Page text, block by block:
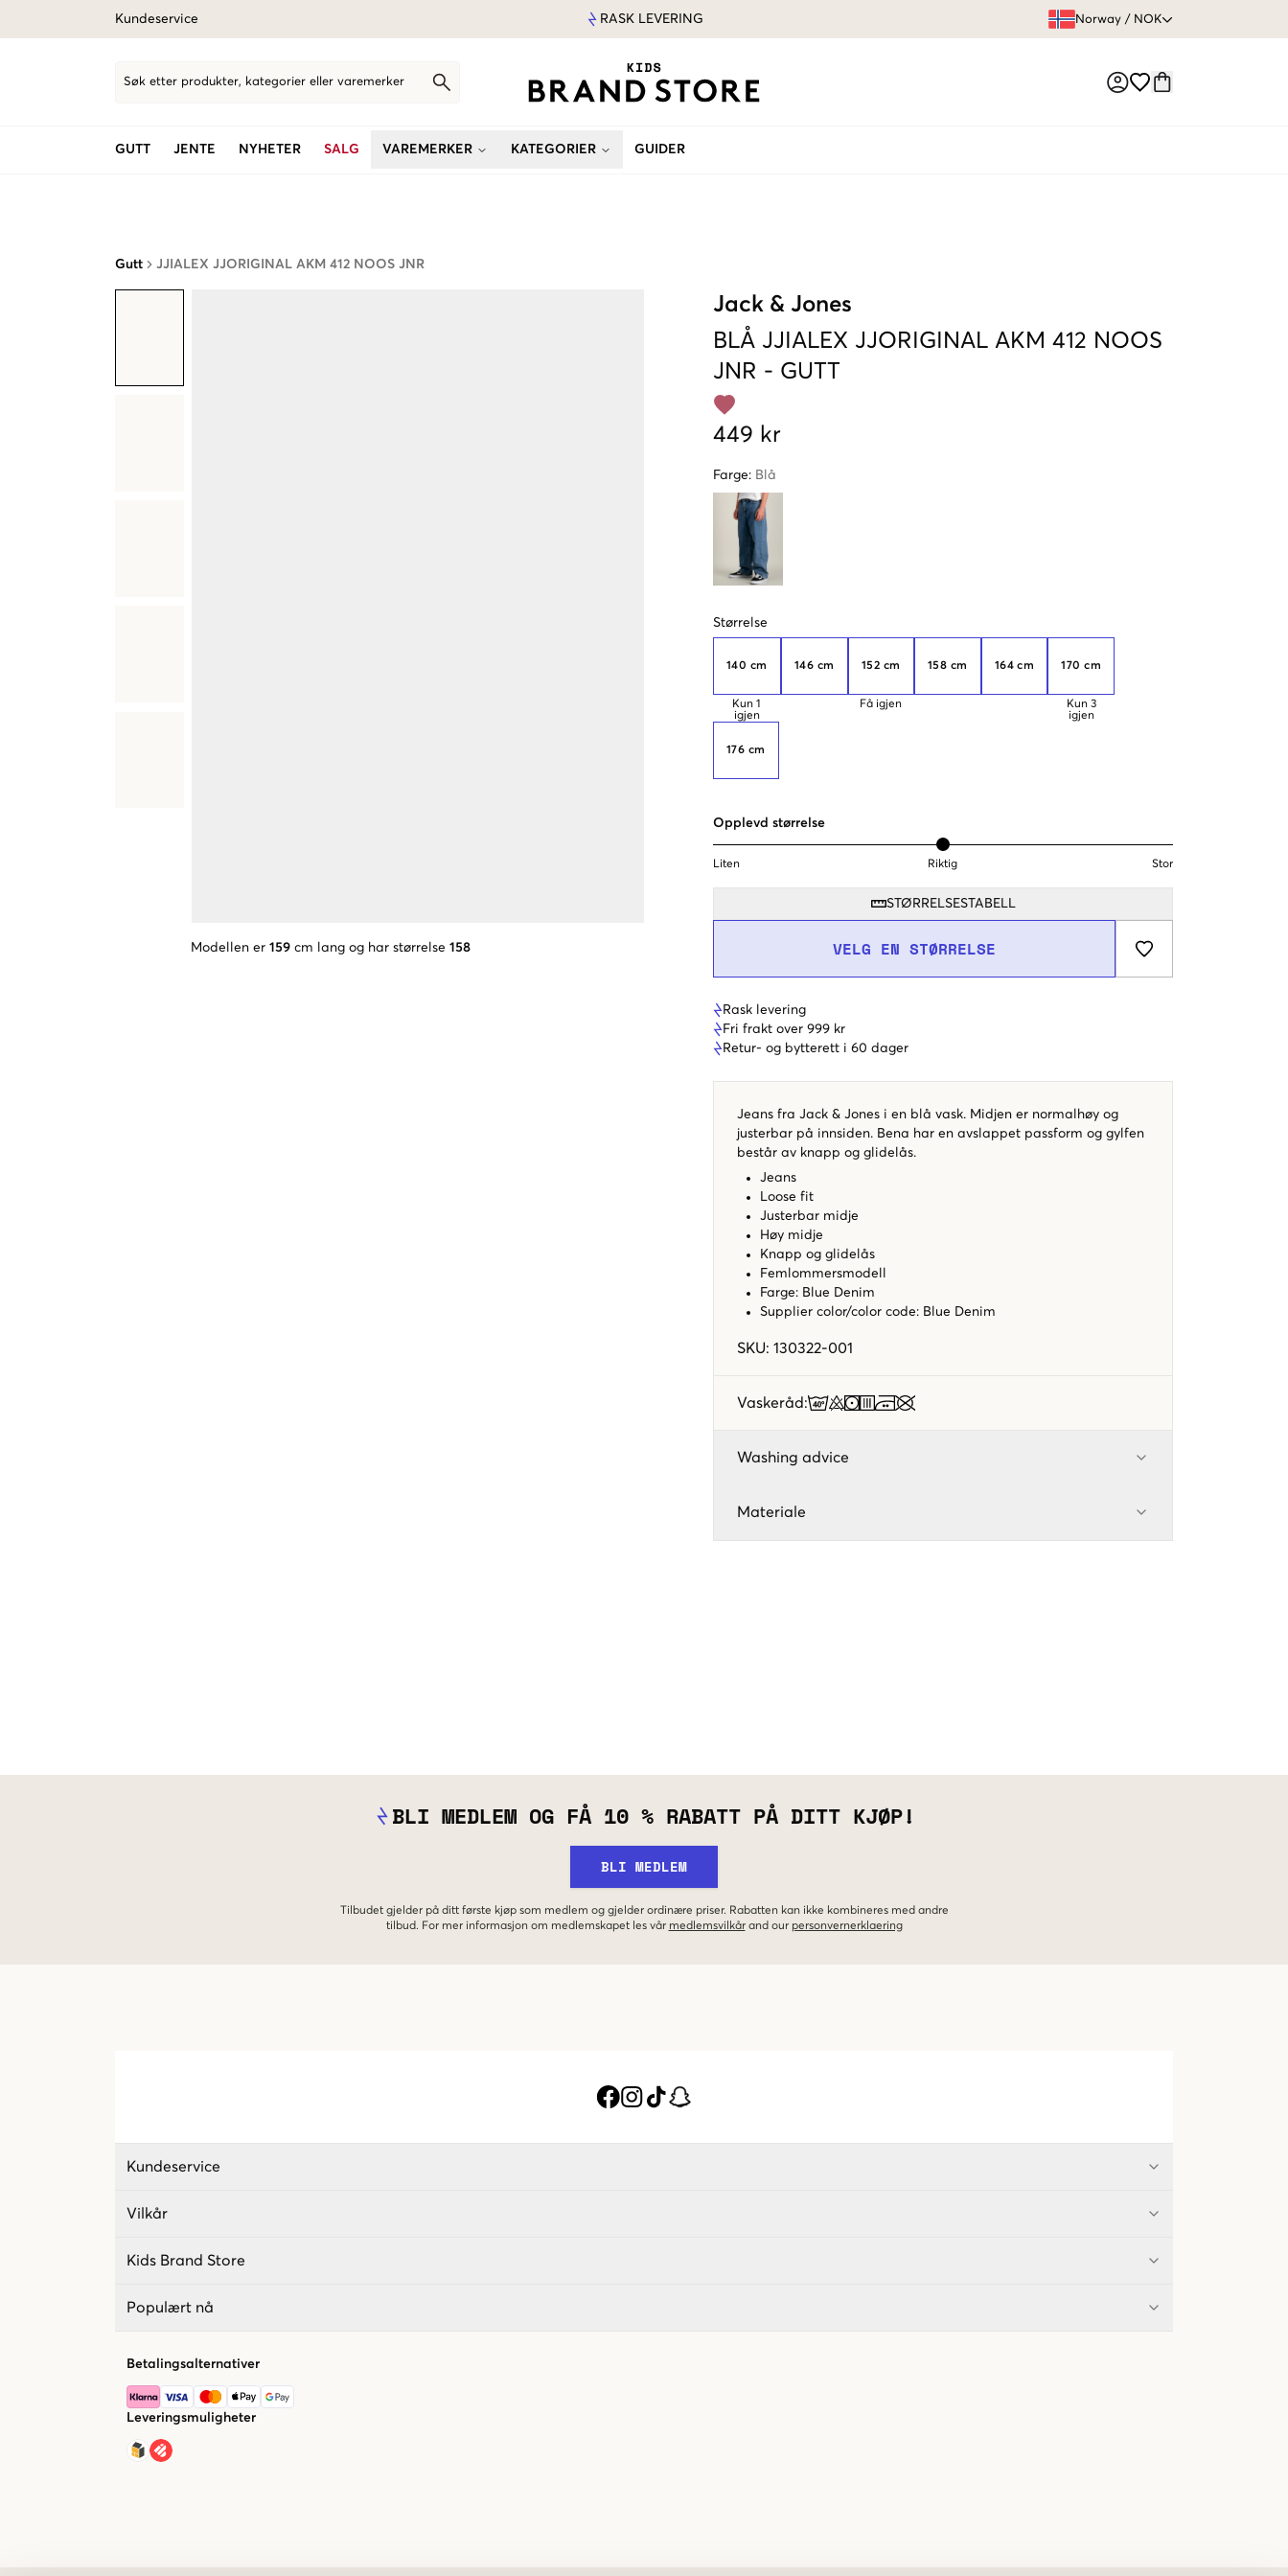
Kundeservice RASK LEVERING Norway / NOK
Søk etter produkter, kategorier eller varemerker
GUTT JENTE NYHETER SALG VAREMERKER KATEGORIER GUIDER
Gutt JJIALEX JJORIGINAL AKM 412 NOOS JNR
Modellen er 159 cm lang og har størrelse 158
Jack & Jones
BLÅ JJIALEX JJORIGINAL AKM 412 NOOS
JNR - GUTT
449 kr
Farge: Blå
Størrelse
140 cm
Kun 1
igjen
146 cm 152 cm
Få igjen
158 cm 164 cm 170 cm
Kun 3
igjen
176 cm
Opplevd størrelse
Liten Riktig Stor
STØRRELSESTABELL
VELG EN STØRRELSE
Rask levering
Fri frakt over 999 kr
Retur- og bytterett i 60 dager
Jeans fra Jack & Jones i en blå vask. Midjen er normalhøy og
justerbar på innsiden. Bena har en avslappet passform og gylfen
består av knapp og glidelås.
Jeans
Loose fit
Justerbar midje
Høy midje
Knapp og glidelås
Femlommersmodell
Farge: Blue Denim
Supplier color/color code: Blue Denim
SKU: 130322-001
Vaskeråd:
Washing advice
Materiale
BLI MEDLEM OG FÅ 10 % RABATT PÅ DITT KJØP!
BLI MEDLEM
Tilbudet gjelder på ditt første kjøp som medlem og gjelder ordinære priser. Rabatten kan ikke kombineres med andre
tilbud. For mer informasjon om medlemskapet les vår medlemsvilkår and our personvernerklaering
Kundeservice
Vilkår
Kids Brand Store
Populært nå
Betalingsalternativer
Leveringsmuligheter